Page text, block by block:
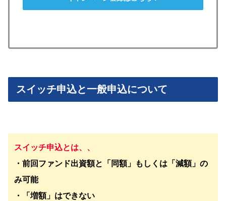
スイッチ申込と一般申込について
スイッチ申込とは、、
・前回ファンド出資額と「同額」もしくは「減額」の
み可能
・「増額」はできない